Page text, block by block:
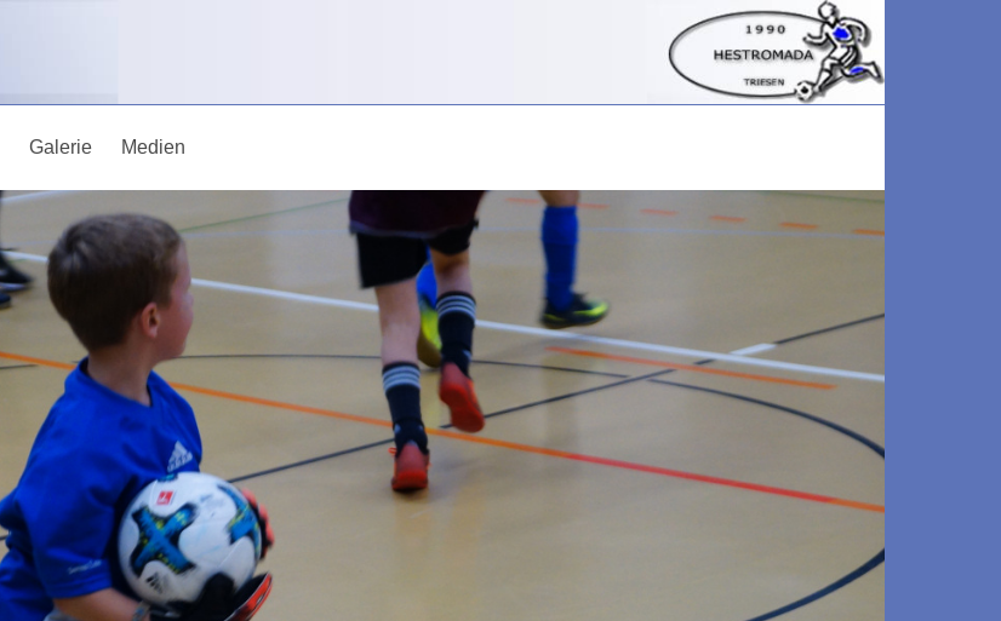
Galerie Medien